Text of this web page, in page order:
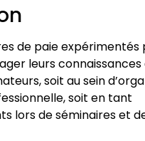
de paie expérimentés
leurs connaissances
soit au sein
soit en tant
lors de séminaires et